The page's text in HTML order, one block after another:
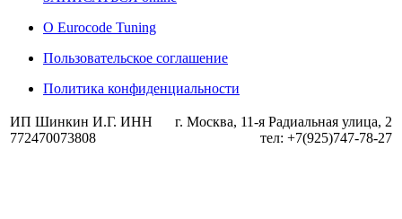
О Eurocode Tuning
Пользовательское соглашение
Политика конфиденциальности
ИП Шинкин И.Г. ИНН
772470073808
г. Москва, 11-я Радиальная улица, 2
тел: +7(925)747-78-27